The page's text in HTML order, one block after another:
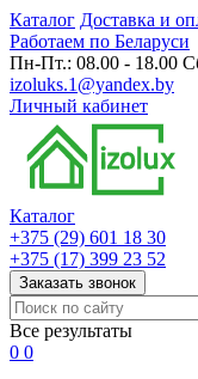
Каталог Доставка и
Работаем по Беларуси
Пн-Пт.: 08.00 - 18.00
izoluks.1@yandex.by
Личный кабинет
Каталог
+375 (29) 601 18 30
+375 (17) 399 23 52
Заказать звонок
Все результаты
0 0